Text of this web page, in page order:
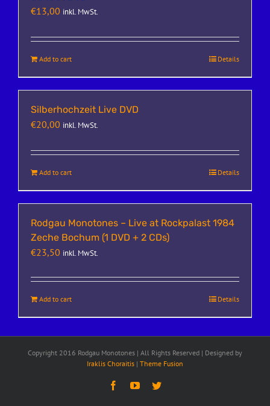
€13,00 inkl. MwSt.
Add to cart Details
Silberhochzeit Live DVD
€20,00 inkl. MwSt.
Add to cart Details
Rodgau Monotones – Live at Rockpalast 1984
Zeche Bochum (1 DVD + 2 CDs)
€23,50 inkl. MwSt.
Add to cart Details
Copyright 2016 Rodgau Monotones | All Rights Reserved | Designed by
Iraklis Choraitis | Theme Fusion
FacebookYouTubeTwitter